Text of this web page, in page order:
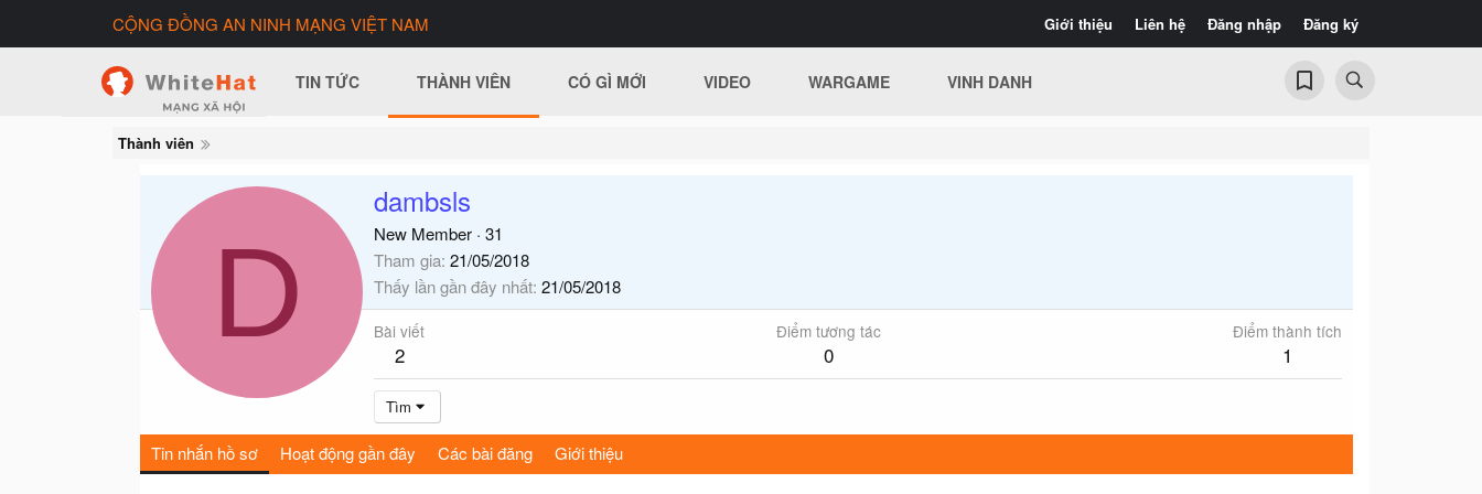
Giới thiệu Liên hệ Đăng nhập Đăng ký
CỘNG ĐỒNG AN NINH MẠNG VIỆT NAM
TIN TỨC THÀNH VIÊN CÓ GÌ MỚI VIDEO WARGAME VINH DANH
Thành viên
D
dambsls
New Member · 31
Tham gia 21/05/2018
Thấy lần gần đây nhất 21/05/2018
Bài viết
2
Điểm tương tác
0
Điểm thành tích
1
Tìm
Tin nhắn hồ sơ Hoạt động gần đây Các bài đăng Giới thiệu